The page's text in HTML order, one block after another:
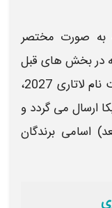
به صورت مختصر
در بخش های قبل
نام لاتاری 2027،
ارسال می گردد و
بعد) اسامی برندگان